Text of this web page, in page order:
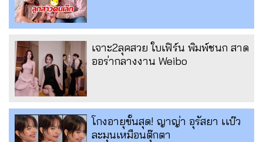
เจาะ2ลุคสวย ใบเฟิร์น พิมพ์ชนก สาด
ออร่ากลางงาน Weibo
โกงอายุขั้นสุด! ญาญ่า อุรัสยา เเบ๊ว
ละมุนเหมือนตุ๊กตา